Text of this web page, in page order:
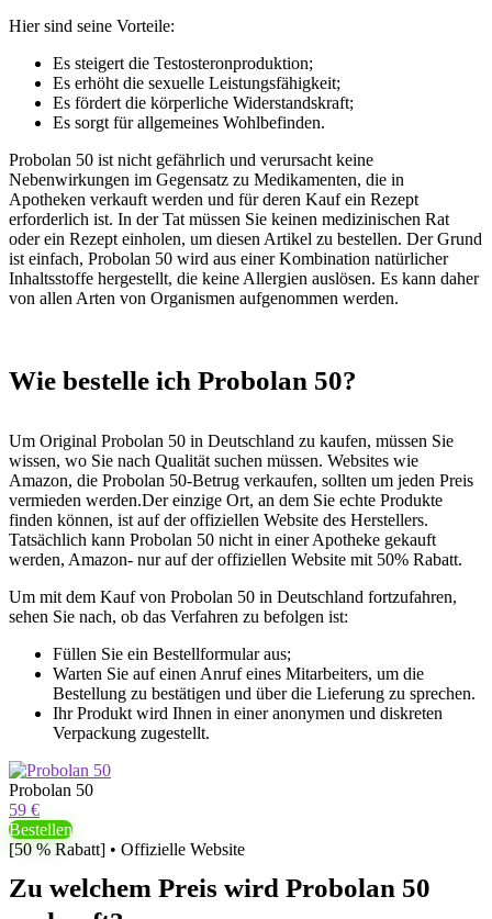
Hier sind seine Vorteile:
Es steigert die Testosteronproduktion;
Es erhöht die sexuelle Leistungsfähigkeit;
Es fördert die körperliche Widerstandskraft;
Es sorgt für allgemeines Wohlbefinden.
Probolan 50 ist nicht gefährlich und verursacht keine
Nebenwirkungen im Gegensatz zu Medikamenten, die in
Apotheken verkauft werden und für deren Kauf ein Rezept
erforderlich ist. In der Tat müssen Sie keinen medizinischen Rat
oder ein Rezept einholen, um diesen Artikel zu bestellen. Der Grund
ist einfach, Probolan 50 wird aus einer Kombination natürlicher
Inhaltsstoffe hergestellt, die keine Allergien auslösen. Es kann daher
von allen Arten von Organismen aufgenommen werden.
Wie bestelle ich Probolan 50?
Um Original Probolan 50 in Deutschland zu kaufen, müssen Sie
wissen, wo Sie nach Qualität suchen müssen. Websites wie
Amazon, die Probolan 50-Betrug verkaufen, sollten um jeden Preis
vermieden werden.Der einzige Ort, an dem Sie echte Produkte
finden können, ist auf der offiziellen Website des Herstellers.
Tatsächlich kann Probolan 50 nicht in einer Apotheke gekauft
werden, Amazon- nur auf der offiziellen Website mit 50% Rabatt.
Um mit dem Kauf von Probolan 50 in Deutschland fortzufahren,
sehen Sie nach, ob das Verfahren zu befolgen ist:
Füllen Sie ein Bestellformular aus;
Warten Sie auf einen Anruf eines Mitarbeiters, um die
Bestellung zu bestätigen und über die Lieferung zu sprechen.
Ihr Produkt wird Ihnen in einer anonymen und diskreten
Verpackung zugestellt.
Probolan 50
59 €
Bestellen
[50 % Rabatt] • Offizielle Website
Zu welchem ​​Preis wird Probolan 50